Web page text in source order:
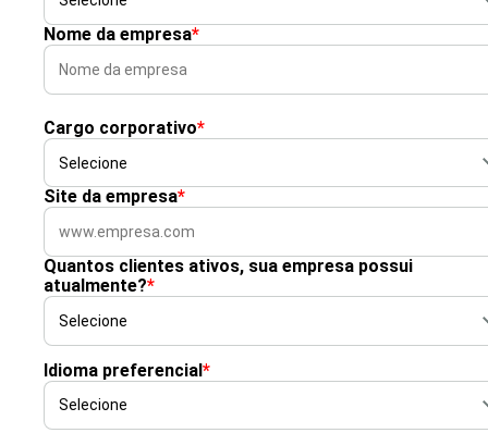
Nome da empresa*
Cargo corporativo*
Site da empresa*
Quantos clientes ativos, sua empresa possui
atualmente?*
Idioma preferencial*